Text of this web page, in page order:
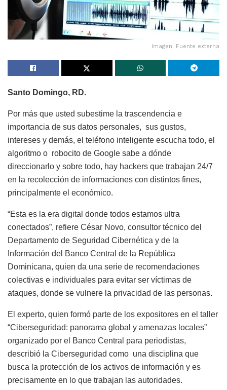
Imagen. Fuente externa
Santo Domingo, RD.
Por más que usted subestime la trascendencia e
importancia de sus datos personales, sus gustos,
intereses y demás, el teléfono inteligente escucha todo, el
algoritmo o robocito de Google sabe a dónde
direccionarlo y sobre todo, hay hackers que trabajan 24/7
en la recolección de informaciones con distintos fines,
principalmente el económico.
“Esta es la era digital donde todos estamos ultra
conectados”, refiere César Novo, consultor técnico del
Departamento de Seguridad Cibernética y de la
Información del Banco Central de la República
Dominicana, quien da una serie de recomendaciones
colectivas e individuales para evitar ser víctimas de
ataques, donde se vulnere la privacidad de las personas.
El experto, quien formó parte de los expositores en el taller
“Ciberseguridad: panorama global y amenazas locales”
organizado por el Banco Central para periodistas,
describió la Ciberseguridad como una disciplina que
busca la protección de los activos de información y es
precisamente en lo que trabajan las autoridades.